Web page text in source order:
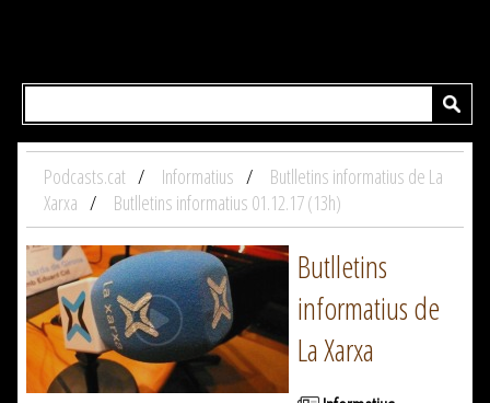
Podcasts.cat Informatius
Butlletins informatius de La
Xarxa
Butlletins informatius 01.12.17 (13h)
Butlletins
informatius de
La Xarxa